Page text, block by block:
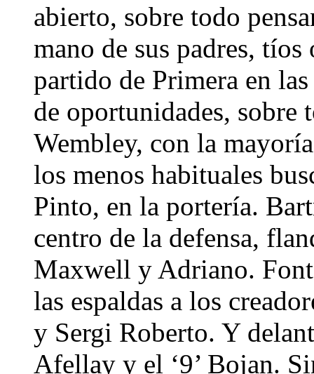
abierto, sobre todo
mano de sus padres, tíos
partido de Primera en
de oportunidades, sobre
Wembley, con la
los menos habituales
Pinto, en la portería.
centro de la defensa,
Maxwell y Adriano.
las espaldas a los
y Sergi Roberto. Y
Afellay y el ‘9’ Bojan.